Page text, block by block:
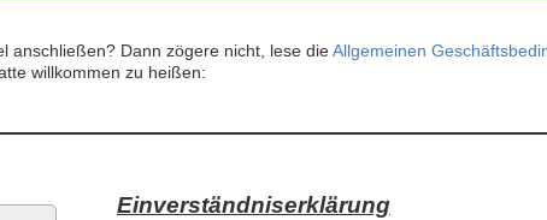
anschließen? Dann zögere nicht, lese dieAllgemeinen
willkommen zu heißen:
Einverständniserklärung